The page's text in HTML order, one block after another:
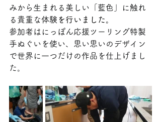
みから生まれる美しい「藍色」に触れ
る貴重な体験 を行いました。
参加者はにっぽん応援ツーリング特製
手ぬぐいを使い、思い思いのデザイン
で世界に一つだけの作品を仕上げまし
た。